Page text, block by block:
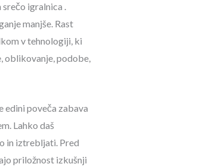
igralnica .
manjše. Rast
v tehnologiji, ki
oblikovanje, podobe,
edini poveča zabava
Lahko daš
in iztrebljati. Pred
priložnost izkušnji